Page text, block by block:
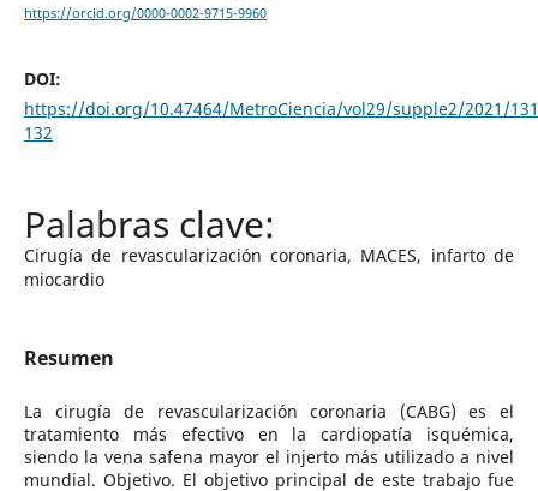
https://orcid.org/0000-0002-9715-9960
DOI:
https://doi.org/10.47464/MetroCiencia/vol29/supple2/2021/
132
Cirugía de revascularización coronaria, MACES, infarto de
miocardio
Resumen
La cirugía de revascularización coronaria (CABG) es el
tratamiento más efectivo en la cardiopatía isquémica,
siendo la vena safena mayor el injerto más utilizado a nivel
mundial. Objetivo. El objetivo principal de este trabajo fue